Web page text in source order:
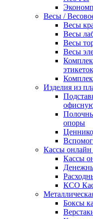
Весы /
Весы
Весы
Весы
Весы
Изделия из
опоры
Кассы онлайн
Кассы
КСО
Боксы